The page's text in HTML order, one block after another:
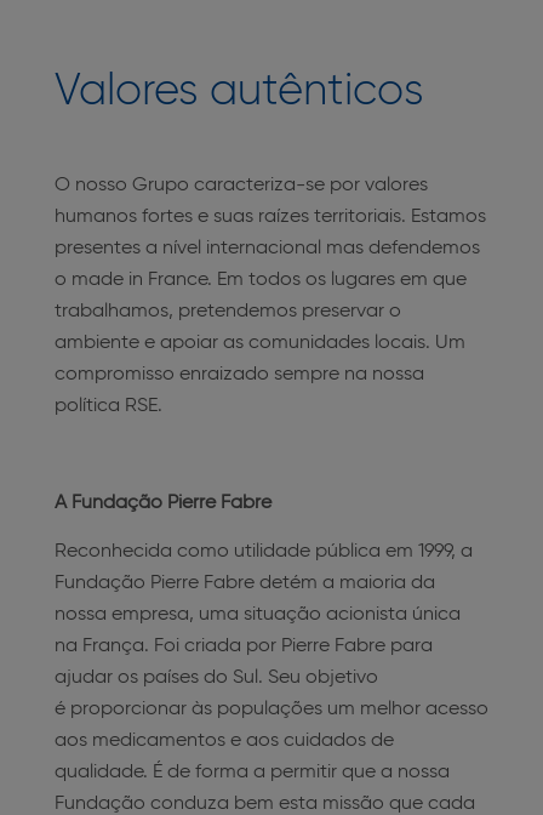
Valores autênticos
O nosso Grupo caracteriza-se por valores
humanos fortes e suas raízes territoriais. Estamos
presentes a nível internacional mas defendemos
o made in France. Em todos os lugares em que
trabalhamos, pretendemos preservar o
ambiente e apoiar as comunidades locais. Um
compromisso enraizado sempre na nossa
política RSE.
A Fundação Pierre Fabre
Reconhecida como utilidade pública em 1999, a
Fundação Pierre Fabre detém a maioria da
nossa empresa, uma situação acionista única
na França. Foi criada por Pierre Fabre para
ajudar os países do Sul. Seu objetivo
é proporcionar às populações um melhor acesso
aos medicamentos e aos cuidados de
qualidade. É de forma a permitir que a nossa
Fundação conduza bem esta missão que cada